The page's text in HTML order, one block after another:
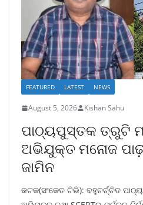
FEATURED LATEST NEWS
August 5, 2026 Kishan Sahu
ପାଠ୍ୟପୁସ୍ତକ ତ୍ରୁଟି
ଅଭିଯୁକ୍ତ ମନୋଜ
ଜାମିନ
କଟକ(ସଂକେତ ଟିଭି): ବହୁଚର୍ଚ୍ଚିତ